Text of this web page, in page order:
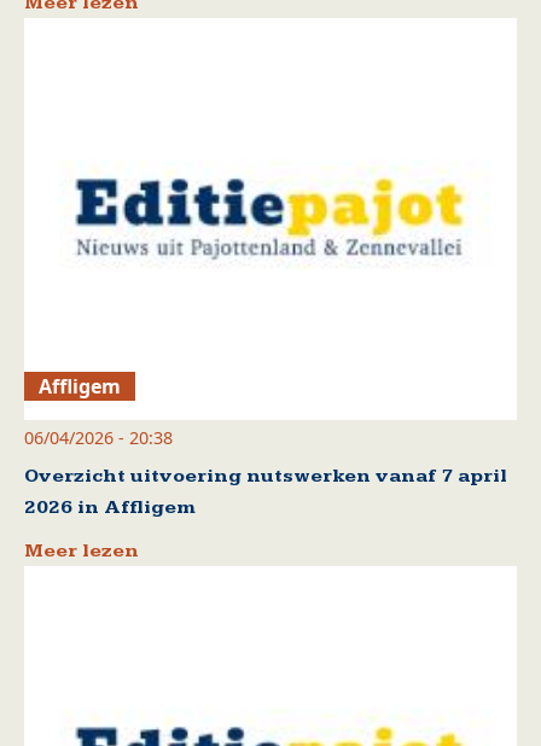
Affligem
06/04/2026 - 20:38
Overzicht uitvoering nutswerken vanaf 7 april
2026 in Affligem
Meer lezen